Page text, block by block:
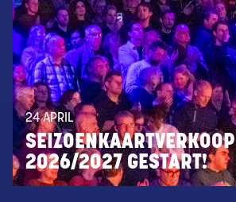
24 APRIL
SEIZOENKAARTVERKOOP
2026/2027 GESTART!